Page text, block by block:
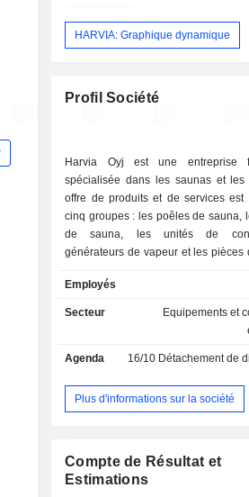
HARVIA: Graphique dynamique
Profil Société
Harvia Oyj est une entreprise
spécialisée dans les saunas et les
offre de produits et de services est
cinq groupes : les poêles de sauna,
de sauna, les unités de
générateurs de vapeur et les pièces
comprennent des produits pour
saunas, les saunas familiaux et
commerciaux. Les cabines
cabines de vapeur. Les
de contrôle numérique et divers
sauna adaptés aux différentes
panneaux d'habillage aux haut-
l'éclairage. Harvia Oyj opère en
Employés
Secteur
Equipements et
Agenda 16/10 Détachement de
Plus d'informations sur la société
Compte de Résultat et
Estimations